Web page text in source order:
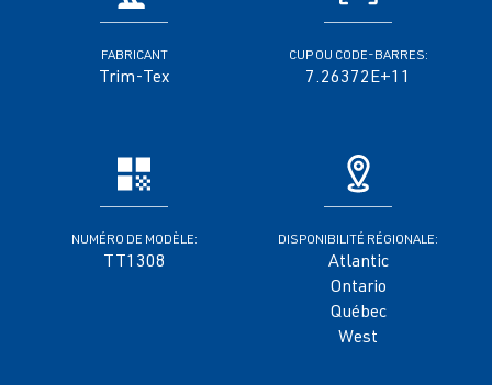
FABRICANT
Trim-Tex
CUP OU CODE-BARRES:
7.26372E+11
NUMÉRO DE MODÈLE:
TT1308
DISPONIBILITÉ RÉGIONALE:
Atlantic
Ontario
Québec
West